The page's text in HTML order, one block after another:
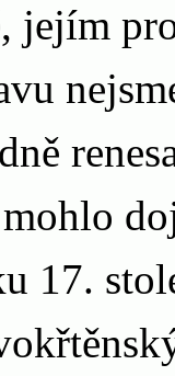
jejím
17.